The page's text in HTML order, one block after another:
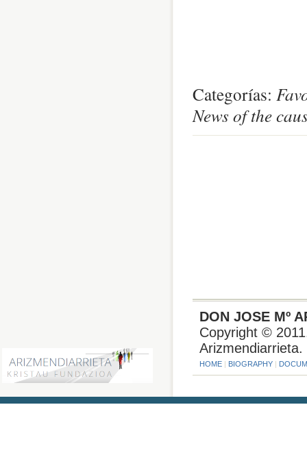
Categorías:
News of the
DON JOSE Mº
Copyright ©
Arizmendiarrieta.
HOME| BIOGRAPHY|